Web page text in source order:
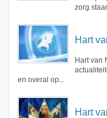
zorg
Hart
Hart van
en overal op...
Hart